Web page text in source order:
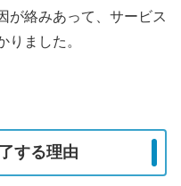
が絡みあって、サービス
りました。
する理由